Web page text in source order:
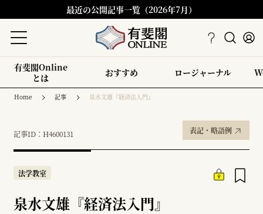
最近の公開記事一覧（2026年7月）
有斐閣Online
とは
おすすめ ロージャーナル
Home 記事 泉水文雄『経済法入門』
記事ID：H4600131 表記・略語例
法学教室
泉水文雄『経済法入門』